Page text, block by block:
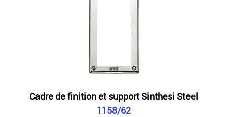
Cadre de finition et support Sinthesi Steel
1158/62